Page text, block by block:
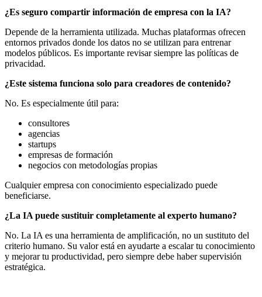
¿Es seguro compartir información de empresa con la IA?
Depende de la herramienta utilizada. Muchas plataformas ofrecen
entornos privados donde los datos no se utilizan para entrenar
modelos públicos. Es importante revisar siempre las políticas de
privacidad.
¿Este sistema funciona solo para creadores de contenido?
No. Es especialmente útil para:
consultores
agencias
startups
empresas de formación
negocios con metodologías propias
Cualquier empresa con conocimiento especializado puede
beneficiarse.
¿La IA puede sustituir completamente al experto humano?
No. La IA es una herramienta de amplificación, no un sustituto del
criterio humano. Su valor está en ayudarte a escalar tu conocimiento
y mejorar tu productividad, pero siempre debe haber supervisión
estratégica.